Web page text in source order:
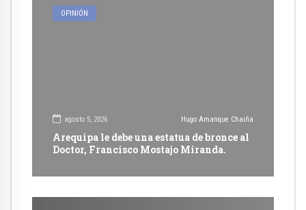
OPINIÓN
agosto 5, 2026 Hugo Amanque Chaiña
Arequipa le debe una estatua de bronce al
Doctor, Francisco Mostajo Miranda.